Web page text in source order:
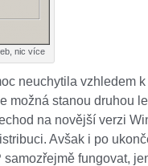
nic více
neuchytila vzhledem
možná stanou druhou
na novější verzi
Avšak i po
fungovat,